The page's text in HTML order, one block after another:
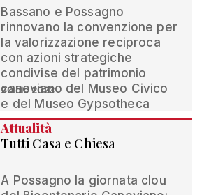
Bassano e Possagno
rinnovano la convenzione per
la valorizzazione reciproca
con azioni strategiche
condivise del patrimonio
canoviano del Museo Civico
e del Museo Gypsotheca
20 dic 2023
Attualità
Tutti Casa e Chiesa
A Possagno la giornata clou